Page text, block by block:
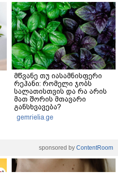
მწვანე თუ იასამნისფერი
რეჰანი: რომელი ჯობს
სალათისთვის და რა არის
მათ შორის მთავარი
განსხვავება?
gemrielia.ge
sponsored by ContentRoom